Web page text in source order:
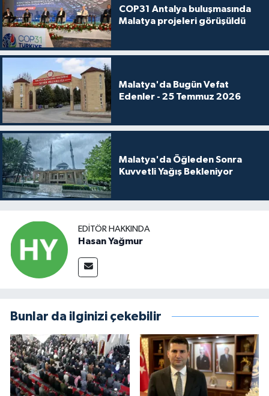
COP31 Antalya buluşmasında
Malatya projeleri görüşüldü
Malatya'da Bugün Vefat
Edenler - 25 Temmuz 2026
Malatya'da Öğleden Sonra
Kuvvetli Yağış Bekleniyor
EDITÖR HAKKINDA
Hasan Yağmur
Bunlar da ilginizi çekebilir